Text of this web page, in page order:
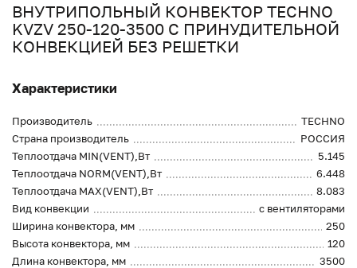
ВНУТРИПОЛЬНЫЙ КОНВЕКТОР TECHNO
KVZV 250-120-3500 С ПРИНУДИТЕЛЬНОЙ
КОНВЕКЦИЕЙ БЕЗ РЕШЕТКИ
Характеристики
Производитель
TECHNO
Страна производитель
РОССИЯ
Теплоотдача MIN(VENT),Вт
5.145
Теплоотдача NORM(VENT),Вт
6.448
Теплоотдача MAX(VENT),Вт
8.083
Вид конвекции
с вентиляторами
Ширина конвектора, мм
250
Высота конвектора, мм
120
Длина конвектора, мм
3500